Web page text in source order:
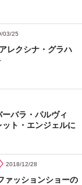
03/25
レクシナ・グラハ
バラ・パルヴィ
ト・エンジェルに
2018/12/28
ッションショーの